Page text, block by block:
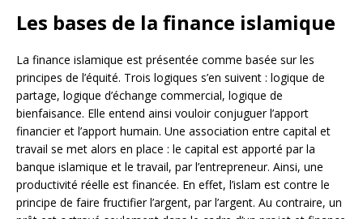
Les bases de la finance islamique
La finance islamique est présentée comme basée sur les
principes de l’équité. Trois logiques s’en suivent : logique de
partage, logique d’échange commercial, logique de
bienfaisance. Elle entend ainsi vouloir conjuguer l’apport
financier et l’apport humain. Une association entre capital et
travail se met alors en place : le capital est apporté par la
banque islamique et le travail, par l’entrepreneur. Ainsi, une
productivité réelle est financée. En effet, l’islam est contre le
principe de faire fructifier l’argent, par l’argent. Au contraire, un